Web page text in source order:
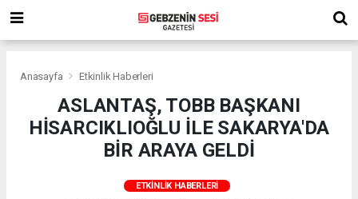
Anasayfa Etkinlik Haberleri
ASLANTAŞ, TOBB BAŞKANI
HİSARCIKLIOĞLU İLE SAKARYA'DA
BİR ARAYA GELDİ
ETKINLIK HABERLERI